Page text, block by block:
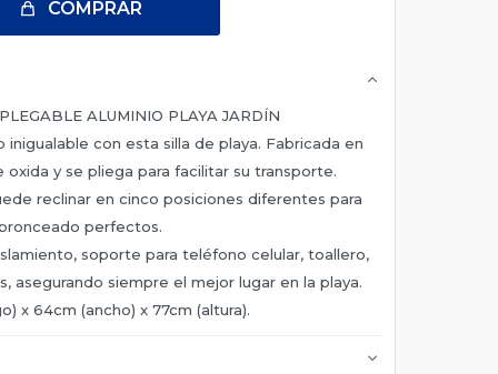
COMPRAR
ALUMINIO PLAYA JARDÍN
inigualable con esta silla de playa. Fabricada en
oxida y se pliega para facilitar su transporte.
reclinar en cinco posiciones diferentes para
perfectos.
soporte para teléfono celular, toallero,
asegurando siempre el mejor lugar en la playa.
x 64cm (ancho) x 77cm (altura).